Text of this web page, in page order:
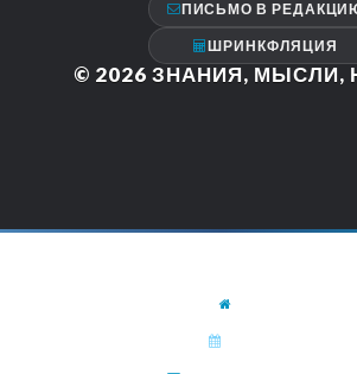
ПИСЬМО В
ШРИНКФЛЯЦИЯ
© 2026 ЗНАНИЯ, МЫСЛИ,